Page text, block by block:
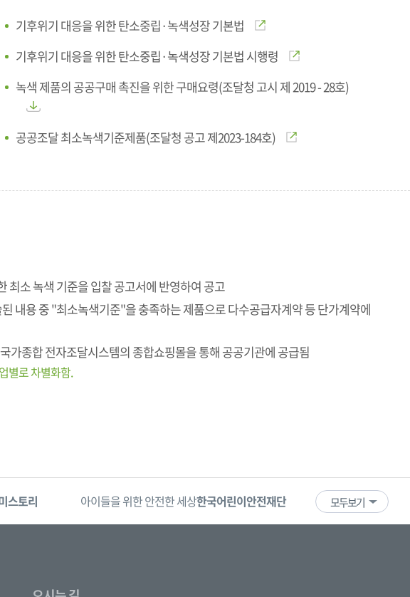
기후위기 대응을 위한 탄소중립·녹색성장 기본법
기후위기 대응을 위한 탄소중립·녹색성장 기본법 시행령
녹색 제품의 공공구매 촉진을 위한 구매요령(조달청 고시 제 2019 - 28호)
공공조달 최소녹색기준제품(조달청 공고 제2023-184호)
최소 녹색 기준을 입찰 공고서에 반영하여 공고
내용 중 "최소녹색기준"을 충족하는 제품으로 다수공급자계약 등 단가계약에
가종합 전자조달시스템의 종합쇼핑몰을 통해 공공기관에 공급됨
별로 차별화함.
스토리 아이들을 위한 안전한 세상한국어린이안전재단 어린이·청소년
모두보기